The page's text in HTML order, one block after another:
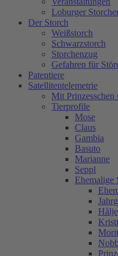
Loburger
Der Storch
Weißstorch
Schwarzstorch
Storchenzug
Gefahren für
Patentiere
Satellitentelemetrie
Mit
Tierprofile
Mose
Claus
Gambia
Basuto
Marianne
Seppl
Ehemalige